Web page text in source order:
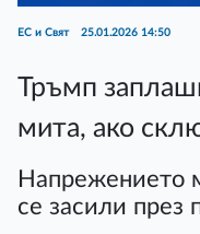
ЕС и Свят 25.01.2026 14:50
Тръмп
мита, ако
се засили през